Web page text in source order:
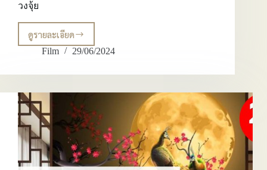
วงจุ้ย
ดูรายละเอียด
ภาพ
พิมพ์
ยูง
ผนัง
ตกแต่ง
บ้าน
ริม
มงคล
ฮ
Film 29/06/2024